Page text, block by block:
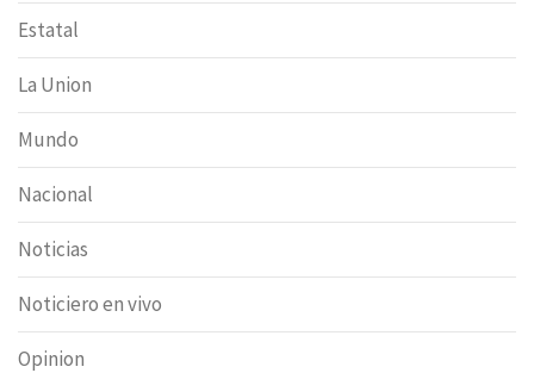
Estatal
La Union
Mundo
Nacional
Noticias
Noticiero en vivo
Opinion